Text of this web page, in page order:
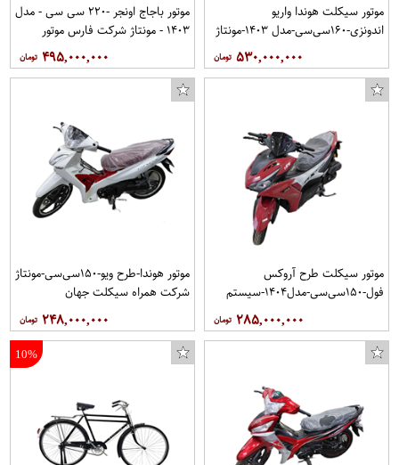
موتور سیکلت هوندا واریو
اندونزی-۱۶۰سی‌سی-مدل ۱۴۰۳-مونتاژ
۵۳۰,۰۰۰,۰۰۰
موتور باجاج اونجر -۲۲۰ سی سی - مدل
۱۴۰۳ - مونتاژ شرکت فارس موتور
۴۹۵,۰۰۰,۰۰۰
موتور سیکلت طرح آروکس
فول-۱۵۰سی‌سی-مدل۱۴۰۴-سیستم
ترمز ABS-آیدلینگ استارت-رادیاتور
آب
۲۸۵,۰۰۰,۰۰۰
موتور هوندا-طرح ویو-۱۵۰سی‌سی-مونتاژ
شرکت همراه سیکلت جهان
۲۴۸,۰۰۰,۰۰۰
10%